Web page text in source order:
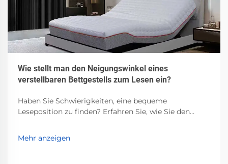
Wie stellt man den Neigungswinkel eines
verstellbaren Bettgestells zum Lesen ein?
Haben Sie Schwierigkeiten, eine bequeme
Leseposition zu finden? Erfahren Sie, wie Sie den
optimalen Komfort anpassen. Lesen Sie jetzt unsere
Schritt-für-Schritt-Anleitung.
Mehr anzeigen